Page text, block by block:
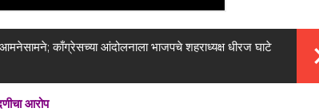
काँग्रेसच्या आंदोलनाला भाजपचे शहराध्यक्ष धीरज घाटे
आरोप